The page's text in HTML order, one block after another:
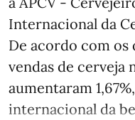
Internacional da
De acordo com os
vendas de cerveja
aumentaram
internacional da